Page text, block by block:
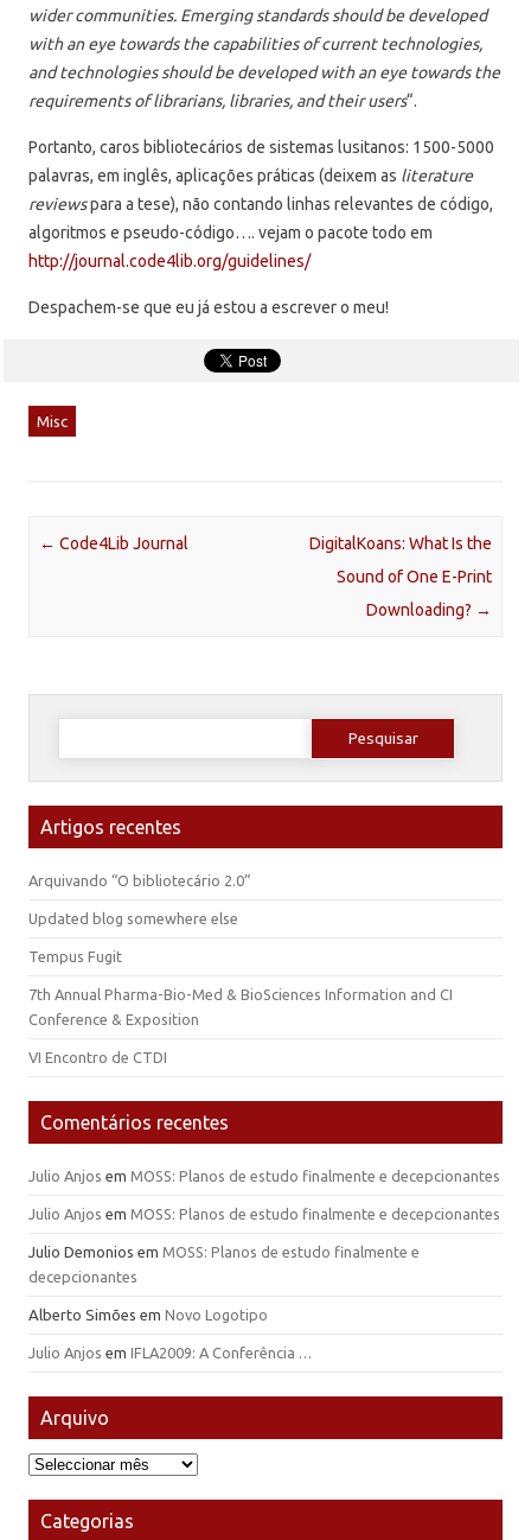
wider communities. Emerging standards should be developed
with an eye towards the capabilities of current technologies,
and technologies should be developed with an eye towards the
requirements of librarians, libraries, and their users“.
Portanto, caros bibliotecários de sistemas lusitanos: 1500-5000
palavras, em inglês, aplicações práticas (deixem as literature
reviewspara a tese), não contando linhas relevantes de código,
algoritmos e pseudo-código…. vejam o pacote todo em
http://journal.code4lib.org/guidelines/
Despachem-se que eu já estou a escrever o meu!
Misc
Post navigation
← Code4Lib Journal
DigitalKoans: What Is the
Sound of One E-Print
Downloading? →
Pesquisar
Artigos recentes
Arquivando “O bibliotecário 2.0”
Updated blog somewhere else
Tempus Fugit
7th Annual Pharma-Bio-Med & BioSciences Information and CI
Conference & Exposition
VI Encontro de CTDI
Comentários recentes
Julio Anjos em MOSS: Planos de estudo finalmente e decepcionantes
Julio Anjos em MOSS: Planos de estudo finalmente e decepcionantes
Julio Demonios em MOSS: Planos de estudo finalmente e
decepcionantes
Alberto Simões em Novo Logotipo
Julio Anjos em IFLA2009: A Conferência …
Arquivo
Arquivo
Categorias